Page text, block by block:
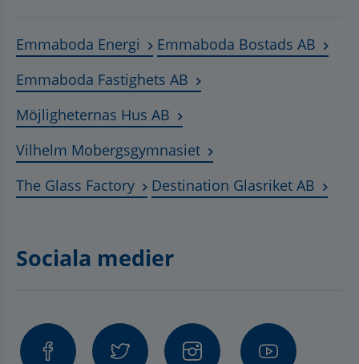
Emmaboda Energi Länk till annan webbplats,
Emmaboda Bostads AB
Emmaboda Fastighets AB Länk till annan
Möjligheternas Hus AB Länk till annan webbplats,
Vilhelm MobergsgymnasietLänk till annan
The Glass FactoryLänk till annan webbplats,
Destination Glasriket AB
Sociala medier